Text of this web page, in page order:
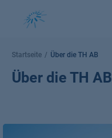
Startseite Über die TH AB
Über die TH AB